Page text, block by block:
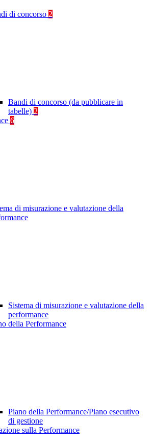
di concorso 2
Bandi di concorso (da pubblicare in
tabelle) 2
6
di misurazione e valutazione della
Sistema di misurazione e valutazione della
performance
della Performance
Piano della Performance/Piano esecutivo
di gestione
sulla Performance